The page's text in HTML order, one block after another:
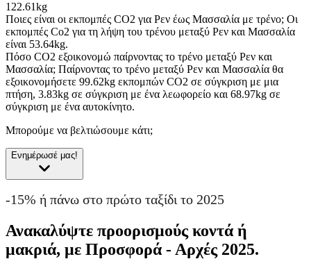
122.61kg
Ποιες είναι οι εκπομπές CO2 για Ρεν έως Μασσαλία με τρένο; Οι
εκπομπές Co2 για τη λήψη του τρένου μεταξύ Ρεν και Μασσαλία
είναι 53.64kg.
Πόσο CO2 εξοικονομώ παίρνοντας το τρένο μεταξύ Ρεν και
Μασσαλία; Παίρνοντας το τρένο μεταξύ Ρεν και Μασσαλία θα
εξοικονομήσετε 99.62kg εκπομπών CO2 σε σύγκριση με μια
πτήση, 3.83kg σε σύγκριση με ένα λεωφορείο και 68.97kg σε
σύγκριση με ένα αυτοκίνητο.
Μπορούμε να βελτιώσουμε κάτι;
Ενημέρωσέ μας!
-15% ή πάνω στο πρώτο ταξίδι το 2025
Ανακαλύψτε προορισμούς κοντά ή
μακριά, με Προσφορά - Αρχές 2025.